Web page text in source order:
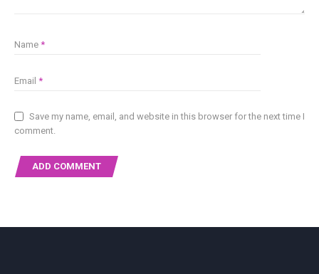
Name *
Email *
Save my name, email, and website in this browser for the next time I
comment.